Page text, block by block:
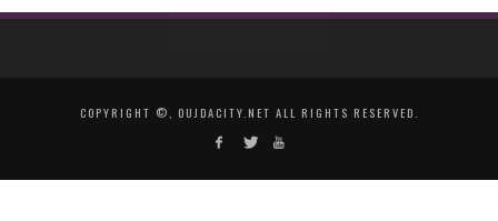
COPYRIGHT ©, OUJDACITY.NET ALL RIGHTS RESERVED.